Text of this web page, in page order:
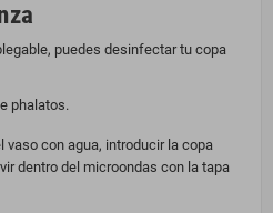
puedes desinfectar tu copa
phalatos.
vaso con agua, introducir la copa
dentro del microondas con la tapa